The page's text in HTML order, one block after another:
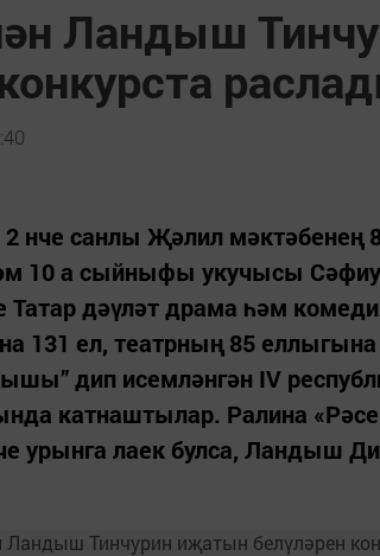
Ландыш
2 нче санлы Җәлил
10 а сыйныфы укучысы
Татар дәүләт драма һәм
131 ел, театрның 85 еллыгына
дип исемләнгән IV
катнаштылар. Ралина
урынга лаек булса, Ландыш